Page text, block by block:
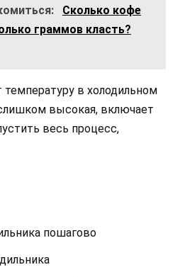
Сколько кофе
граммов класть?
в холодильном
высокая, включает
весь процесс,
пошагово